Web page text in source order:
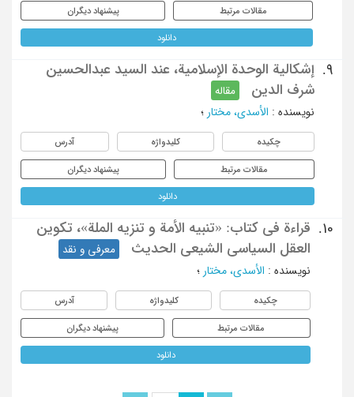
مقالات مرتبط پیشنهاد دیگران
دانلود
9.
إشکالیة الوحدة الإسلامیة، عند السید عبدالحسین
شرف الدین
مقاله
نویسنده : الأسدی، مختار ؛
چکیده کلیدواژه آدرس
مقالات مرتبط پیشنهاد دیگران
دانلود
10.
قراءة فی کتاب: «تنبیه الأمة و تنزیه الملة»، تکوین
العقل السیاسی الشیعی الحدیث
معرفی و نقد
نویسنده : الأسدی، مختار ؛
چکیده کلیدواژه آدرس
مقالات مرتبط پیشنهاد دیگران
دانلود